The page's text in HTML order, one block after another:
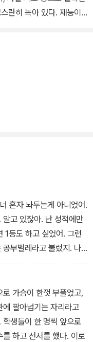
란히 녹아 있다. 재능이
시에서 손꼽히는 수재
헤카톰베’에 내보내기로
, 3년이나 토끼를 길렀
.
, 교장선생에게 따로 그
임목사와 라틴어와 종교
씩 수학선생에게 개인 과
시달리기도 하면서, 주
에 돌아와서는 시험을
혼자 놔두는게 아니었어.
고 있잖아. 난 성적에만
1등도 하고 싶었어. 그런
부벌레라고 불렀지. 나
그땐 그게 내 꿈이었어. 그
가슴이 한껏 부풀었고,
팔아넘기는 자리라고
생들이 한 명씩 앞으로
하고 선서를 했다. 이로